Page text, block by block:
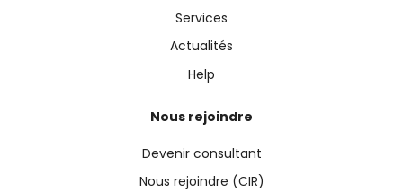
Services
Actualités
Help
Nous rejoindre
Devenir consultant
Nous rejoindre (CIR)